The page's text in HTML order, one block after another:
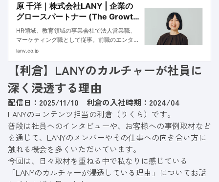
原 千洋｜株式会社LANY | 企業の
グロースパートナー (The Growth
Partner)
HR領域、教育領域の事業会社で法人営業職、
マーケティング職として従事。前職のエンター
プライズ向け学習管理システムのインハウスマ
の経験を活かし、コンサルティングセールスと
してお客様の視線に立った最適なソリューショ
ンのご提案を担当する。現在はセールス・マー
ケティングを横断し、LANYビジネス部門の業
務推進に尽力。LLMOの分析やコンサルティン
グ事業部との連携など、縦横無尽に活動中。
lany.co.jp
【利倉】LANYのカルチャーが社員に
深く浸透する理由
配信日：2025/11/10 利倉の入社時期：2024/04
LANYのコンテンツ担当の利倉（りくら）です。
普段は社員へのインタビューや、お客様への事例取材など
を通じて、LANYのメンバーやその仕事への向き合い方に
触れる機会を多くいただいています。
今回は、日々取材を重ねる中で私なりに感じている
「LANYのカルチャーが浸透している理由」についてお話